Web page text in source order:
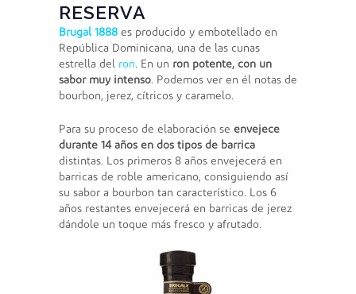
RESERVA
Brugal 1888 es producido y embotellado en
República Dominicana, una de las cunas
estrella del ron. En un ron potente, con un
sabor muy intenso. Podemos ver en él notas de
bourbon, jerez, cítricos y caramelo.
Para su proceso de elaboración se envejece
durante 14 años en dos tipos de barrica
distintas. Los primeros 8 años envejecerá en
barricas de roble americano, consiguiendo así
su sabor a bourbon tan característico. Los 6
años restantes envejecerá en barricas de jerez
dándole un toque más fresco y afrutado.